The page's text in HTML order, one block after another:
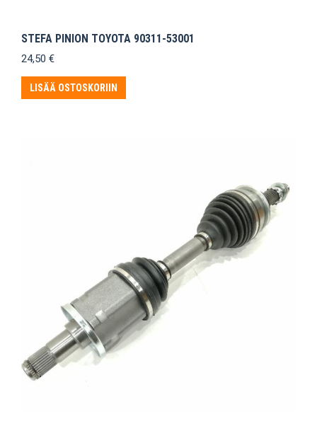
STEFA PINION TOYOTA 90311-53001
24,50 €
LISÄÄ OSTOSKORIIN